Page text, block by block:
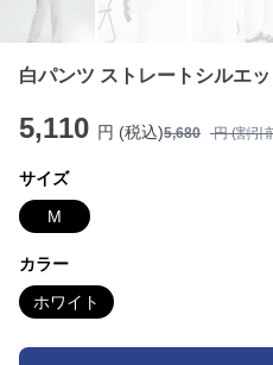
白パンツ ストレートシルエ
5,110 円 (税込)5,680 円 (割引
サイズ
M
カラー
ホワイト